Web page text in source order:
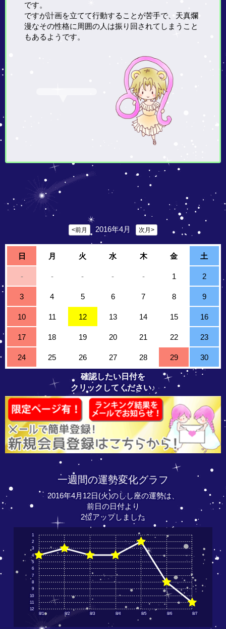
です。
ですが計画を立てて行動することが苦手で、天真爛
漫なその性格に周囲の人は振り回されてしまうこと
もあるようです。
<前月 2016年4月 次月>
日 月 火 水 木 金 土
- - - - - 1 2
3 4 5 6 7 8 9
10 11 12 13 14 15 16
17 18 19 20 21 22 23
24 25 26 27 28 29 30
確認したい日付を
クリックしてください♪
一週間の運勢変化グラフ
2016年4月12日(火)のしし座の運勢は、
前日の日付より
2位アップしました
8/1 8/2 8/3 8/4 8/5 8/6 8/7
12
11
10
9
8
7
6
5
4
3
2
1